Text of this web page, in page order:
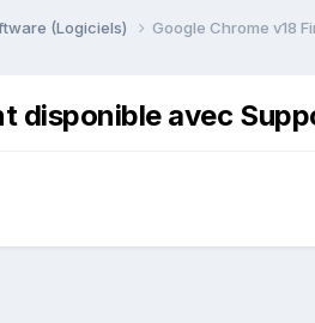
(Logiciels) Google Chrome v18
disponible avec